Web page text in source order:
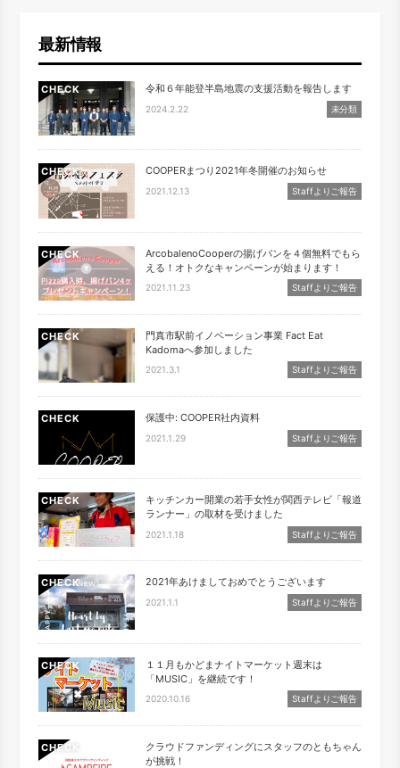
最新情報
CHECK 令和６年能登半島地震の支援活動を報告します
2024.2.22 未分類
CHECK COOPERまつり2021年冬開催のお知らせ
2021.12.13 Staffよりご報告
CHECK
ArcobalenoCooperの揚げパンを４個無料でもら
える！オトクなキャンペーンが始まります！
2021.11.23 Staffよりご報告
CHECK
門真市駅前イノベーション事業 Fact Eat
Kadomaへ参加しました
2021.3.1 Staffよりご報告
CHECK 保護中: COOPER社内資料
2021.1.29 Staffよりご報告
CHECK
キッチンカー開業の若手女性が関西テレビ「報道
ランナー」の取材を受けました
2021.1.18 Staffよりご報告
CHECK 2021年あけましておめでとうございます
2021.1.1 Staffよりご報告
CHECK
１１月もかどまナイトマーケット週末は
「MUSIC」を継続です！
2020.10.16 Staffよりご報告
CHECK
クラウドファンディングにスタッフのともちゃん
が挑戦！